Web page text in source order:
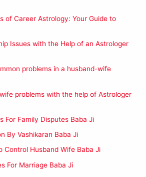
of Career Astrology: Your Guide to
Issues with the Help of an Astrologer
problems in a husband-wife
problems with the help of Astrologer
For Family Disputes Baba Ji
By Vashikaran Baba Ji
Control Husband Wife Baba Ji
For Marriage Baba Ji